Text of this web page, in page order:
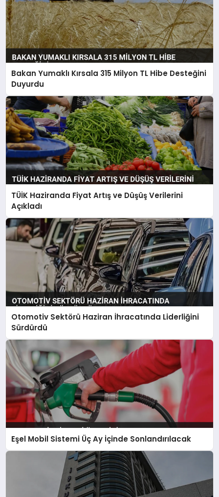
Bakan Yumaklı Kırsala 315 Milyon TL Hibe Desteğini
Duyurdu
TÜİK Haziranda Fiyat Artış ve Düşüş Verilerini
Açıkladı
Otomotiv Sektörü Haziran İhracatında Liderliğini
Sürdürdü
Eşel Mobil Sistemi Üç Ay İçinde Sonlandırılacak